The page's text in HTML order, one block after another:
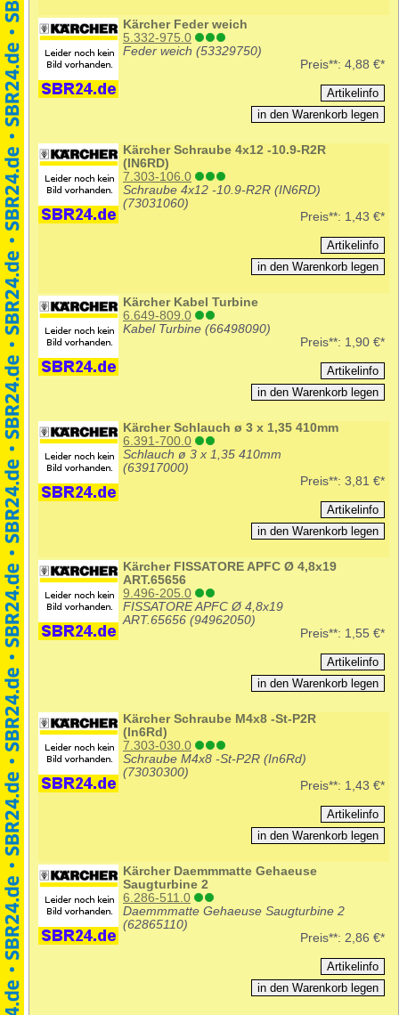
Kärcher Feder weich
5.332-975.0
Feder weich (53329750)
Preis**: 4,88 €*
Kärcher Schraube 4x12 -10.9-R2R
(IN6RD)
7.303-106.0
Schraube 4x12 -10.9-R2R (IN6RD)
(73031060)
Preis**: 1,43 €*
Kärcher Kabel Turbine
6.649-809.0
Kabel Turbine (66498090)
Preis**: 1,90 €*
Kärcher Schlauch ø 3 x 1,35 410mm
6.391-700.0
Schlauch ø 3 x 1,35 410mm
(63917000)
Preis**: 3,81 €*
Kärcher FISSATORE APFC Ø 4,8x19
ART.65656
9.496-205.0
FISSATORE APFC Ø 4,8x19
ART.65656 (94962050)
Preis**: 1,55 €*
Kärcher Schraube M4x8 -St-P2R
(In6Rd)
7.303-030.0
Schraube M4x8 -St-P2R (In6Rd)
(73030300)
Preis**: 1,43 €*
Kärcher Daemmmatte Gehaeuse
Saugturbine 2
6.286-511.0
Daemmmatte Gehaeuse Saugturbine 2
(62865110)
Preis**: 2,86 €*